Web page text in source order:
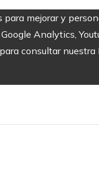
mejorar y
Analytics,
consultar